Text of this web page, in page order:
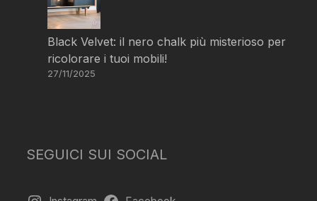
Black Velvet: il nero chalk più misterioso per
ricolorare i tuoi mobili!
27/11/2025
SEGUICI SUI SOCIAL